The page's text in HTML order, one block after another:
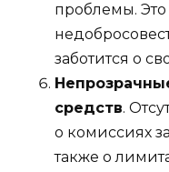
проблемы.
заботится о
средств.
о комиссиях
также о